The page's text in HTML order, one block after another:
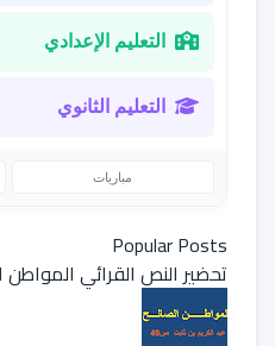
التعليم الإعدادي
التعليم الثانوي
مباريات
Popular Posts
تحضير النص القرائي المواطن